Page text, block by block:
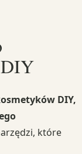
DIY,
które